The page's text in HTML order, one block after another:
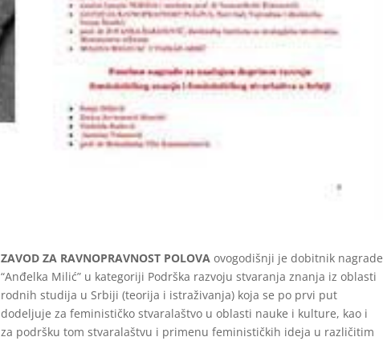
ZAVOD ZA RAVNOPRAVNOST POLOVA ovogodišnji je dobitnik nagrade
“Anđelka Milić” u kategoriji Podrška razvoju stvaranja znanja iz oblasti
rodnih studija u Srbiji (teorija i istraživanja) koja se po prvi put
dodeljuje za feminističko stvaralaštvo u oblasti nauke i kulture, kao i
za podršku tom stvaralaštvu i primenu feminističkih ideja u različitim